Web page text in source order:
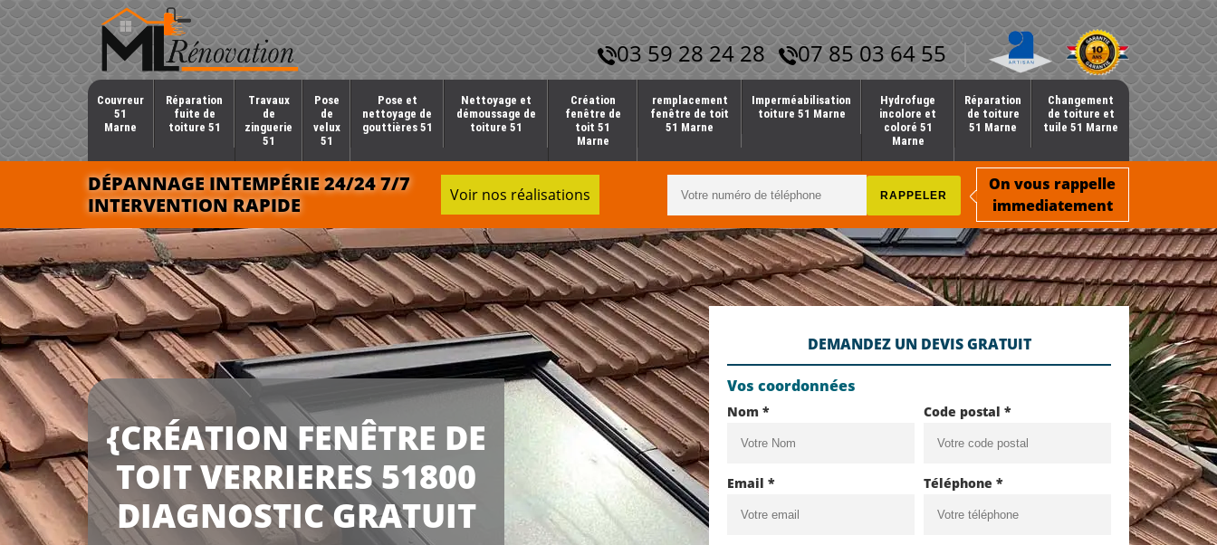
03 59 28 24 28 07 85 03 64 55
Couvreur
51
Marne
Réparation
fuite de
toiture 51
Travaux
de
zinguerie
51
Pose
de
velux
51
Pose et
nettoyage de
gouttières 51
Nettoyage et
démoussage de
toiture 51
Création
fenêtre de
toit 51
Marne
remplacement
fenêtre de toit
51 Marne
Imperméabilisation
toiture 51 Marne
Hydrofuge
incolore et
coloré 51
Marne
Réparation
de toiture
51 Marne
Changement
de toiture et
tuile 51 Marne
DÉPANNAGE INTEMPÉRIE 24/24 7/7
INTERVENTION RAPIDE
Voir nos réalisations
On vous rappelle
immediatement
{CRÉATION FENÊTRE DE
TOIT VERRIERES 51800
DIAGNOSTIC GRATUIT
DEMANDEZ UN DEVIS GRATUIT
Vos coordonnées
Nom * Code postal *
Email * Téléphone *